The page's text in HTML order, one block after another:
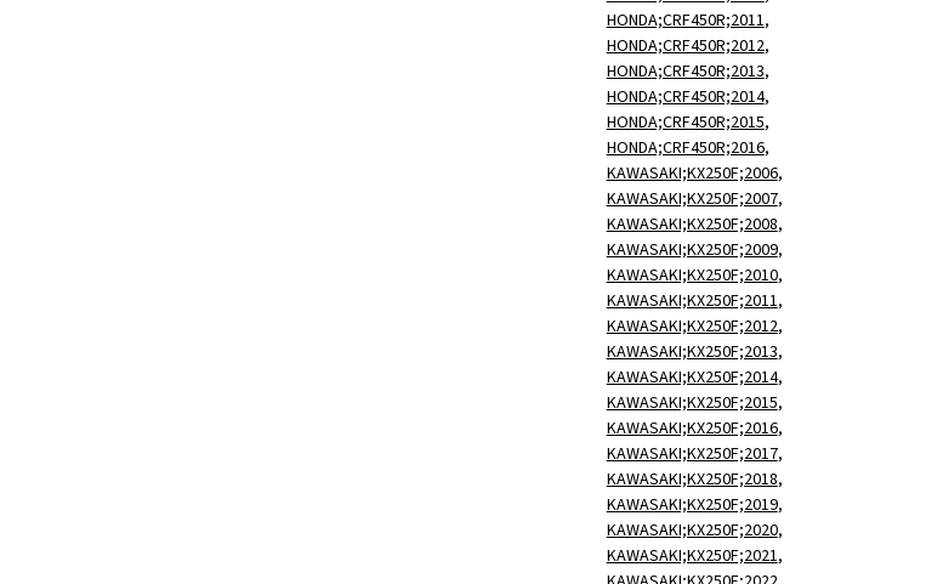
HONDA;CRF450R;2011,
HONDA;CRF450R;2012,
HONDA;CRF450R;2013,
HONDA;CRF450R;2014,
HONDA;CRF450R;2015,
HONDA;CRF450R;2016,
KAWASAKI;KX250F;2006,
KAWASAKI;KX250F;2007,
KAWASAKI;KX250F;2008,
KAWASAKI;KX250F;2009,
KAWASAKI;KX250F;2010,
KAWASAKI;KX250F;2011,
KAWASAKI;KX250F;2012,
KAWASAKI;KX250F;2013,
KAWASAKI;KX250F;2014,
KAWASAKI;KX250F;2015,
KAWASAKI;KX250F;2016,
KAWASAKI;KX250F;2017,
KAWASAKI;KX250F;2018,
KAWASAKI;KX250F;2019,
KAWASAKI;KX250F;2020,
KAWASAKI;KX250F;2021,